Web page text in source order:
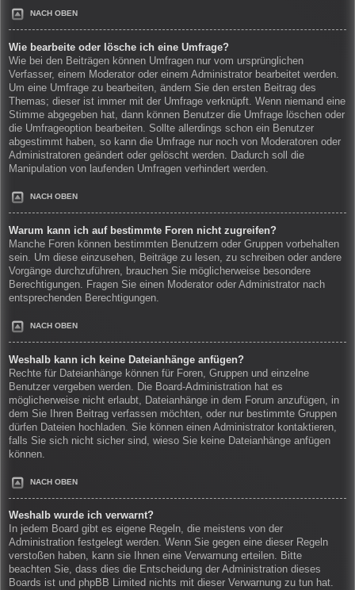
NACH OBEN
Wie bearbeite oder lösche ich eine Umfrage?
Wie bei den Beiträgen können Umfragen nur vom ursprünglichen
Verfasser, einem Moderator oder einem Administrator bearbeitet werden.
Um eine Umfrage zu bearbeiten, ändern Sie den ersten Beitrag des
Themas; dieser ist immer mit der Umfrage verknüpft. Wenn niemand eine
Stimme abgegeben hat, dann können Benutzer die Umfrage löschen oder
die Umfrageoption bearbeiten. Sollte allerdings schon ein Benutzer
abgestimmt haben, so kann die Umfrage nur noch von Moderatoren oder
Administratoren geändert oder gelöscht werden. Dadurch soll die
Manipulation von laufenden Umfragen verhindert werden.
NACH OBEN
Warum kann ich auf bestimmte Foren nicht zugreifen?
Manche Foren können bestimmten Benutzern oder Gruppen vorbehalten
sein. Um diese einzusehen, Beiträge zu lesen, zu schreiben oder andere
Vorgänge durchzuführen, brauchen Sie möglicherweise besondere
Berechtigungen. Fragen Sie einen Moderator oder Administrator nach
entsprechenden Berechtigungen.
NACH OBEN
Weshalb kann ich keine Dateianhänge anfügen?
Rechte für Dateianhänge können für Foren, Gruppen und einzelne
Benutzer vergeben werden. Die Board-Administration hat es
möglicherweise nicht erlaubt, Dateianhänge in dem Forum anzufügen, in
dem Sie Ihren Beitrag verfassen möchten, oder nur bestimmte Gruppen
dürfen Dateien hochladen. Sie können einen Administrator kontaktieren,
falls Sie sich nicht sicher sind, wieso Sie keine Dateianhänge anfügen
können.
NACH OBEN
Weshalb wurde ich verwarnt?
In jedem Board gibt es eigene Regeln, die meistens von der
Administration festgelegt werden. Wenn Sie gegen eine dieser Regeln
verstoßen haben, kann sie Ihnen eine Verwarnung erteilen. Bitte
beachten Sie, dass dies die Entscheidung der Administration dieses
Boards ist und phpBB Limited nichts mit dieser Verwarnung zu tun hat.